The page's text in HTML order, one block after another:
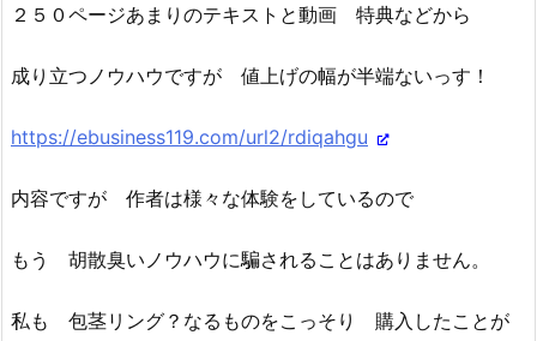
２５０ページあまりのテキストと動画 特典などから
成り立つノウハウですが 値上げの幅が半端ないっす！
https://ebusiness119.com/url2/rdiqahgu
内容ですが 作者は様々な体験をしているので
もう 胡散臭いノウハウに騙されることはありません。
私も 包茎リング？なるものをこっそり 購入したことが